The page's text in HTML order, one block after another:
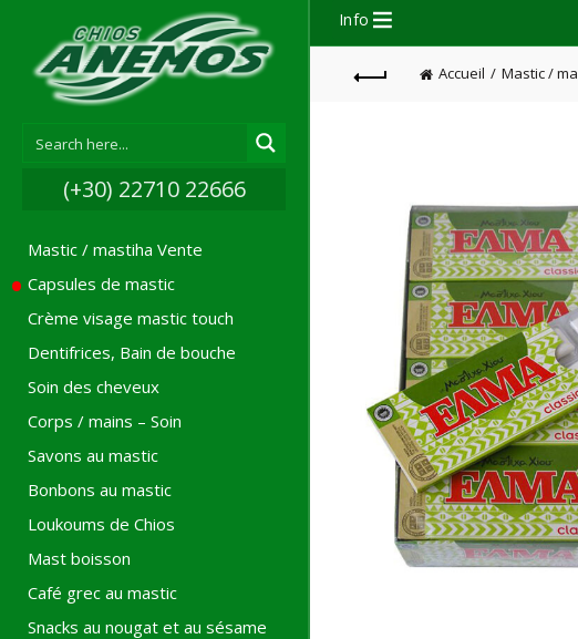
Info
(+30) 22710 22666
Mastic / mastiha Vente
Capsules de mastic
Crème visage mastic touch
Dentifrices, Bain de bouche
Soin des cheveux
Corps / mains – Soin
Savons au mastic
Bonbons au mastic
Loukoums de Chios
Mast boisson
Café grec au mastic
Snacks au nougat et au sésame
Accueil Mastic /